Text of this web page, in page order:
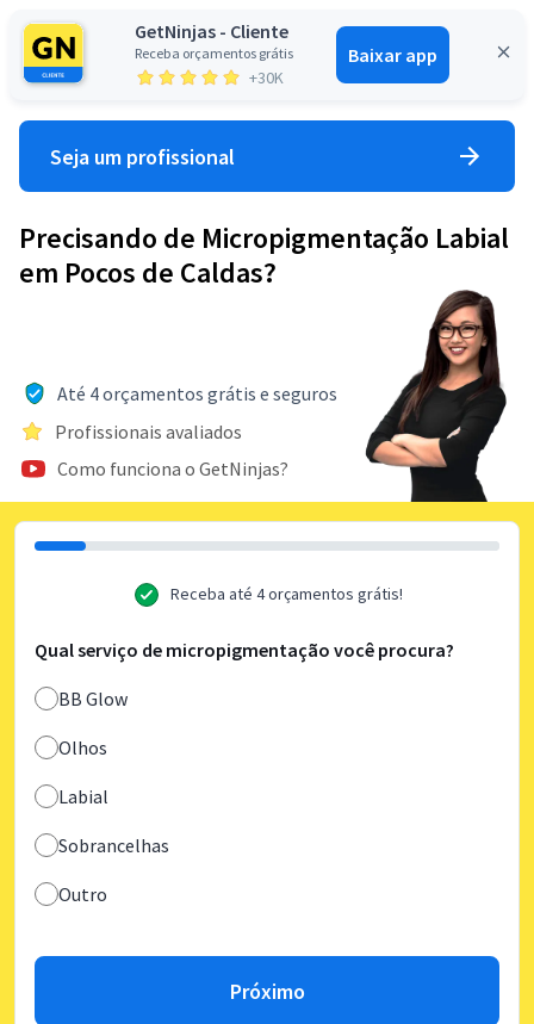
GetNinjas - Cliente
Receba orçamentos grátis
+30K
Baixar app
Entrar
Seja um profissional
Precisando de Micropigmentação Labial
em Pocos de Caldas?
Até 4 orçamentos grátis e seguros
Profissionais avaliados
Como funciona o GetNinjas?
Receba até 4 orçamentos grátis!
Qual serviço de micropigmentação você procura?
BB Glow
Olhos
Labial
Sobrancelhas
Outro
Próximo